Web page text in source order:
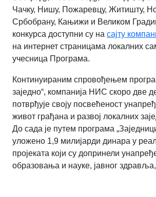
Чачку, Нишу, Пожаревцу, Житишту,
Србобрану, Кањижи и Великом
конкурса доступни су на сајту
на интернет страницама локалних
учесница Програма.
Континуираним спровођењем
заједно“, компанија НИС скоро две
потврђује своју посвећеност
живот грађана и развој локалних
До сада је путем програма
уложено 1,9 милијарди динара у
пројеката који су допринели
образовања и науке, јавног здравља,